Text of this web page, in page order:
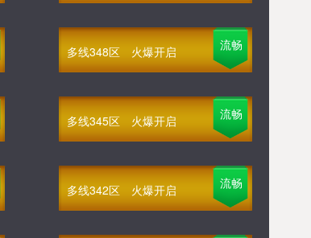
多线348区 火爆开启 流畅
多线345区 火爆开启 流畅
多线342区 火爆开启 流畅